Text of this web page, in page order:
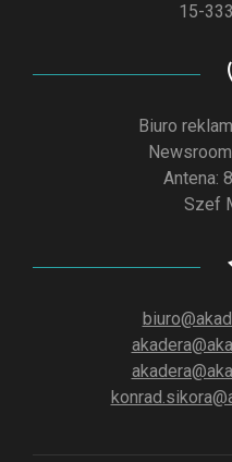
15-
Biuro
Antena:
Szef